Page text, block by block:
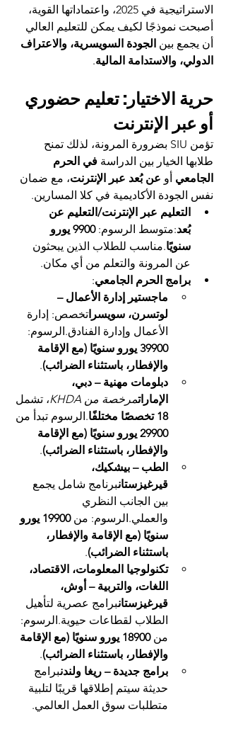
الاستراتيجية في 2025، واعتماداتها القوية،
أصبحت نموذجًا لكيف يمكن للتعليم العالي
أن يجمع بين الجودة السويسرية، والاعتراف
الدولي، والاستدامة المالية.
حرية الاختيار: تعليم حضوري
أو عبر الإنترنت
تؤمن SIU بضرورة المرونة، لذلك تمنح
طلابها الخيار بين الدراسة في الحرم
الجامعي أو عن بُعد عبر الإنترنت، مع ضمان
نفس الجودة الأكاديمية في كلا المسارين.
التعليم عبر الإنترنت/التعليم عن
بُعد:متوسط الرسوم:
9900 يورو
سنويًا.مناسب للطلاب الذين يبحثون
عن المرونة والتعلم من أي مكان.
برامج الحرم الجامعي:
ماجستير إدارة الأعمال –
لوتسرن، سويسراتخصص: إدارة
الأعمال وإدارة الفنادق.الرسوم:
39900 يورو سنويًا (مع الإقامة
والإفطار، باستثناء الضرائب).
دبلومات مهنية – دبي،
الإماراتمرخصة من KHDA
، تشمل
18 تخصصًا مختلفًا
.الرسوم تبدأ من
29900 يورو سنويًا (مع الإقامة
والإفطار، باستثناء الضرائب).
الطب – بيشكيك،
قيرغيزستانبرنامج شامل يجمع
بين الجانب النظري
والعملي.الرسوم: من
19900 يورو
سنويًا (مع الإقامة والإفطار،
باستثناء الضرائب).
تكنولوجيا المعلومات، الاقتصاد،
اللغات، والتربية – أوش،
قيرغيزستانبرامج عصرية لتأهيل
الطلاب لقطاعات حيوية.الرسوم:
من
18900 يورو سنويًا (مع الإقامة
والإفطار، باستثناء الضرائب).
برامج جديدة – ريغا ولندنبرامج
حديثة سيتم إطلاقها قريبًا لتلبية
متطلبات سوق العمل العالمي.